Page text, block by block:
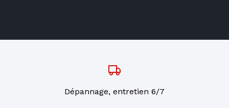
Dépannage, entretien 6/7